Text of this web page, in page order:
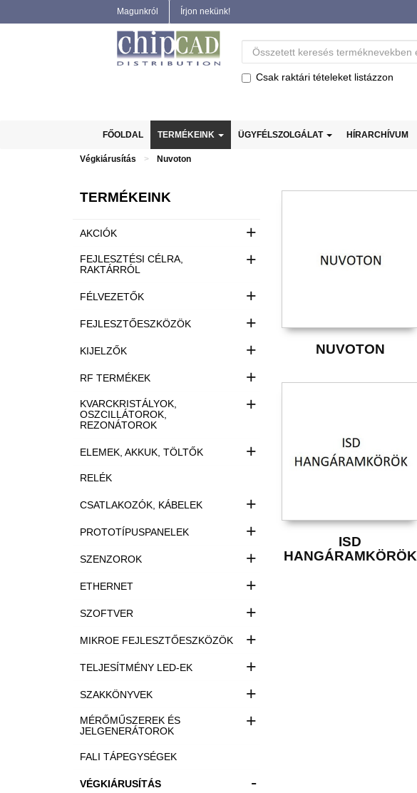
Magunkról Írjon nekünk!
Csak raktári tételeket listázzon
FŐOLDAL TERMÉKEINK ÜGYFÉLSZOLGÁLAT HÍRARCHÍVUM
Végkiárusítás Nuvoton
TERMÉKEINK
AKCIÓK +
FEJLESZTÉSI CÉLRA,
RAKTÁRRÓL
+
FÉLVEZETŐK +
FEJLESZTŐESZKÖZÖK +
KIJELZŐK +
RF TERMÉKEK +
KVARCKRISTÁLYOK,
OSZCILLÁTOROK,
REZONÁTOROK
+
ELEMEK, AKKUK, TÖLTŐK +
RELÉK
CSATLAKOZÓK, KÁBELEK +
PROTOTÍPUSPANELEK +
SZENZOROK +
ETHERNET +
SZOFTVER +
MIKROE FEJLESZTŐESZKÖZÖK +
TELJESÍTMÉNY LED-EK +
SZAKKÖNYVEK +
MÉRŐMŰSZEREK ÉS
JELGENERÁTOROK
+
FALI TÁPEGYSÉGEK
VÉGKIÁRUSÍTÁS -
NUVOTON
ISD
HANGÁRAMKÖRÖK